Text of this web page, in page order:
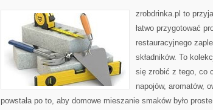
zrobdrinka.pl to
łatwo przygotować
restauracyjnego
składników. To
się zrobić z tego, co
napojów, aromatów,
powstała po to, aby domowe mieszanie smaków było